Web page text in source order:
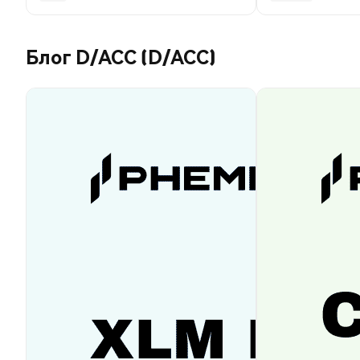
Блог D/ACC (D/ACC)